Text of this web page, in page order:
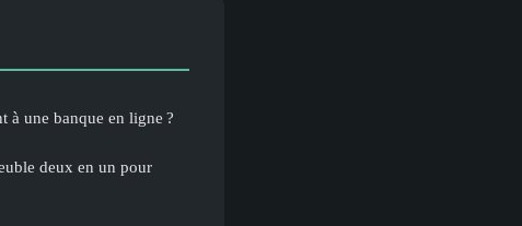
à une banque en ligne ?
deux en un pour